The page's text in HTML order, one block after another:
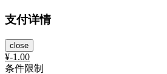
支付详情
close
¥-1.00
条件限制